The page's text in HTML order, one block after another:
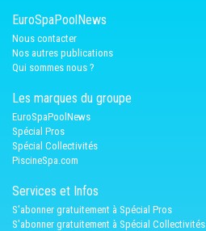
EuroSpaPoolNews
Nous contacter
Nos autres publications
Qui sommes nous ?
Les marques du groupe
EuroSpaPoolNews
Spécial Pros
Spécial Collectivités
PiscineSpa.com
Services et Infos
S'abonner gratuitement à Spécial Pros
S'abonner gratuitement à Spécial Collectivités